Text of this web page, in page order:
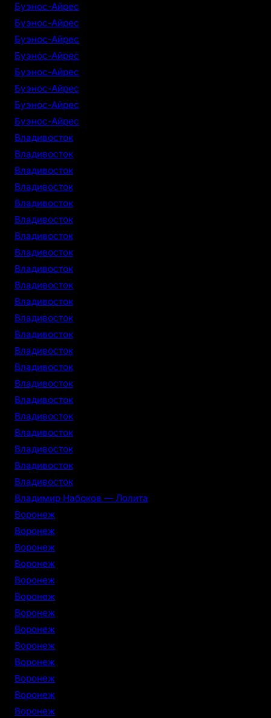
Буэнос-Айрес
Буэнос-Айрес
Буэнос-Айрес
Буэнос-Айрес
Буэнос-Айрес
Буэнос-Айрес
Буэнос-Айрес
Буэнос-Айрес
Владивосток
Владивосток
Владивосток
Владивосток
Владивосток
Владивосток
Владивосток
Владивосток
Владивосток
Владивосток
Владивосток
Владивосток
Владивосток
Владивосток
Владивосток
Владивосток
Владивосток
Владивосток
Владивосток
Владивосток
Владивосток
Владивосток
Владимир Набоков — Лолита
Воронеж
Воронеж
Воронеж
Воронеж
Воронеж
Воронеж
Воронеж
Воронеж
Воронеж
Воронеж
Воронеж
Воронеж
Воронеж